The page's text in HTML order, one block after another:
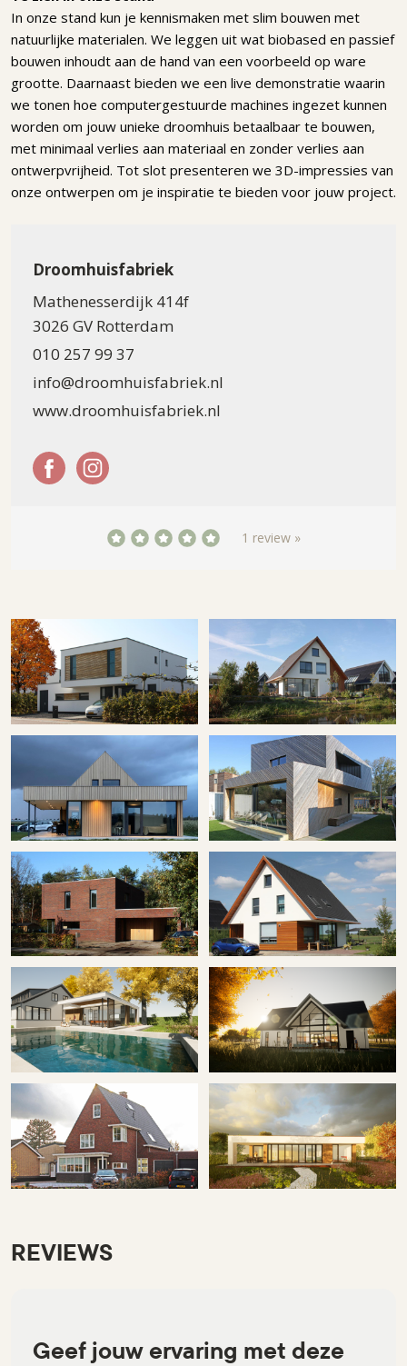
In onze stand kun je kennismaken met slim bouwen met
natuurlijke materialen. We leggen uit wat biobased en passief
bouwen inhoudt aan de hand van een voorbeeld op ware
grootte. Daarnaast bieden we een live demonstratie waarin
we tonen hoe computergestuurde machines ingezet kunnen
worden om jouw unieke droomhuis betaalbaar te bouwen,
met minimaal verlies aan materiaal en zonder verlies aan
ontwerpvrijheid. Tot slot presenteren we 3D-impressies van
onze ontwerpen om je inspiratie te bieden voor jouw project.
Droomhuisfabriek
Mathenesserdijk 414f
3026 GV Rotterdam
010 257 99 37
info@droomhuisfabriek.nl
www.droomhuisfabriek.nl
1 review »
REVIEWS
Geef jouw ervaring met deze